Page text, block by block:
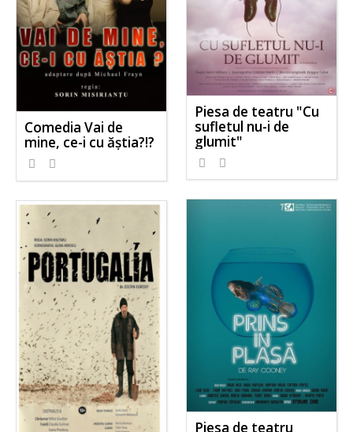
Comedia Vai de
mine, ce-i cu ăștia?!?
Piesa de teatru "Cu
sufletul nu-i de
glumit"
Piesa de teatru